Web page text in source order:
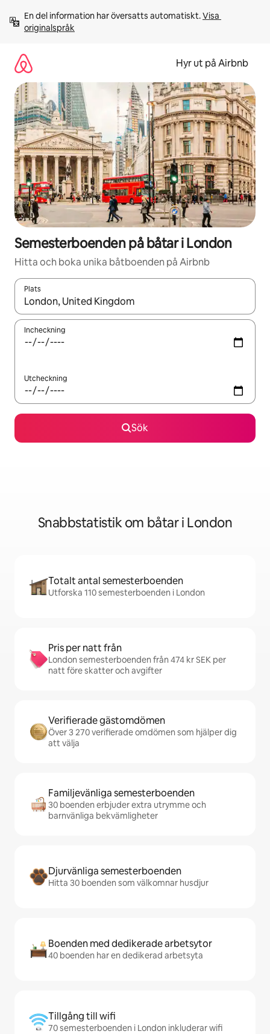
innehåll
En del information har översatts automatiskt. Visa
originalspråk
Hyr ut på Airbnb
Semesterboenden på båtar i London
Hitta och boka unika båtboenden på Airbnb
Plats
När resultaten är tillgängliga kan du navigera med upp- och
Incheckning
Utcheckning
Sök
Snabbstatistik om båtar i London
Totalt antal semesterboenden
Utforska 110 semesterboenden i London
Pris per natt från
London semesterboenden från 474 kr SEK per
natt före skatter och avgifter
Verifierade gästomdömen
Över 3 270 verifierade omdömen som hjälper dig
att välja
Familjevänliga semesterboenden
30 boenden erbjuder extra utrymme och
barnvänliga bekvämligheter
Djurvänliga semesterboenden
Hitta 30 boenden som välkomnar husdjur
Boenden med dedikerade arbetsytor
40 boenden har en dedikerad arbetsyta
Tillgång till wifi
70 semesterboenden i London inkluderar wifi